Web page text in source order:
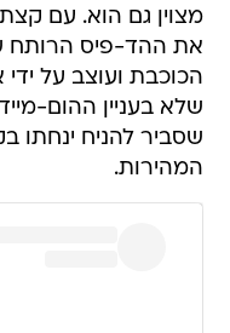
מצוין גם הוא. עם
את ההד-פיס הרותח
שלא בעניין ההום-
שסביר להניח ינחתו
המהירות.